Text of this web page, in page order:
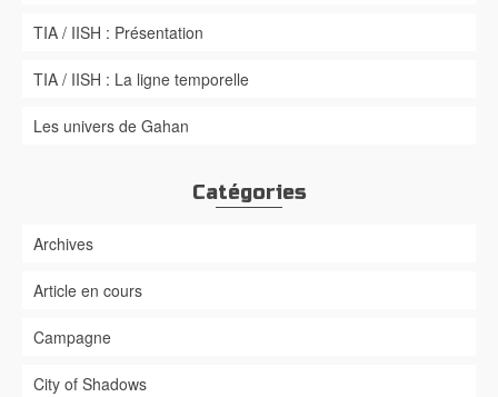
TIA / IISH : Présentation
TIA / IISH : La ligne temporelle
Les univers de Gahan
Catégories
Archives
Article en cours
Campagne
City of Shadows